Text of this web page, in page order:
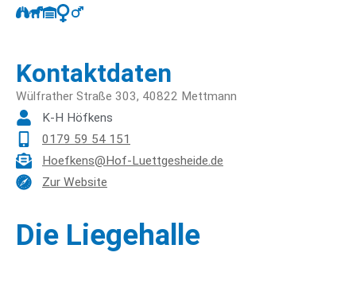
Die Liegehalle
Kontaktdaten
Wülfrather Straße 303, 40822 Mettmann
K-H Höfkens
0179 59 54 151
Hoefkens@Hof-Luettgesheide.de
Zur Website